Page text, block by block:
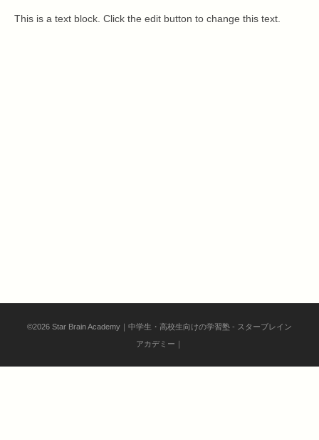
This is a text block. Click the edit button to change this text.
©2026 Star Brain Academy｜中学生・高校生向けの学習塾 - スターブレイン
アカデミー｜